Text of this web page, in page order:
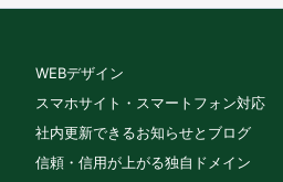
WEBデザイン
スマホサイト・スマートフォン対応
社内更新できるお知らせとブログ
信頼・信用が上がる独自ドメイン